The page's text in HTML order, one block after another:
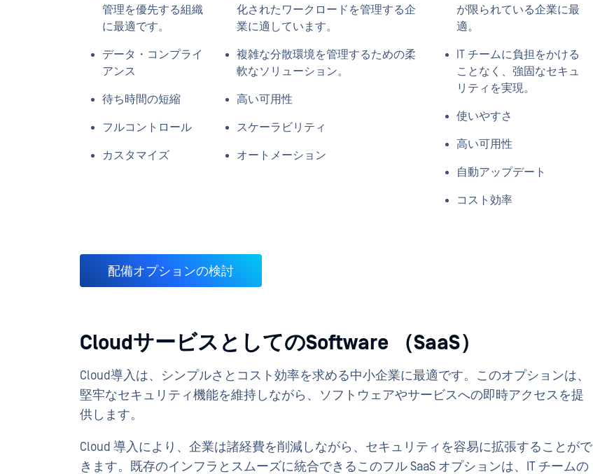
管理を優先する組織
に最適です。
データ・コンプライ
アンス
待ち時間の短縮
フルコントロール
カスタマイズ
化されたワークロードを管理する企
業に適しています。
複雑な分散環境を管理するための柔
軟なソリューション。
高い可用性
スケーラビリティ
オートメーション
が限られている企業に最
適。
IT チームに負担をかける
ことなく、強固なセキュ
リティを実現。
使いやすさ
高い可用性
自動アップデート
コスト効率
配備オプションの検討
CloudサービスとしてのSoftware （SaaS）
Cloud導入は、シンプルさとコスト効率を求める中小企業に最適です。このオプションは、
堅牢なセキュリティ機能を維持しながら、ソフトウェアやサービスへの即時アクセスを提
供します。
Cloud 導入により、企業は諸経費を削減しながら、セキュリティを容易に拡張することがで
きます。既存のインフラとスムーズに統合できるこのフル SaaS オプションは、IT チームの